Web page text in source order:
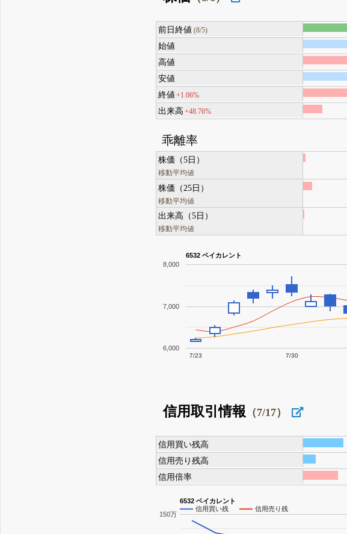
前日終値 (8/5)
始値
高値
安値
終値 +1.06%
出来高 +48.76%
乖離率
株価（5日）
移動平均値
株価（25日）
移動平均値
出来高（5日）
移動平均値
6532 ベイカレント
7/23 7/30
6,000
7,000
8,000
信用取引情報 （7/17）
信用買い残高
信用売り残高
信用倍率
6532 ベイカレント
信用買い残
信用売り残
150万